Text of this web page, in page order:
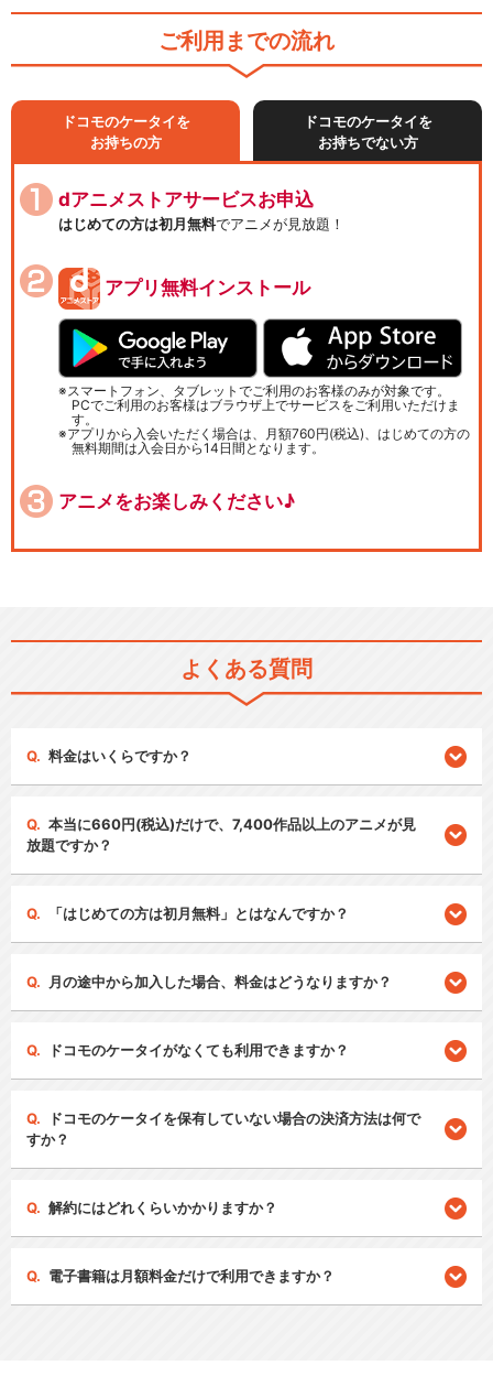
ご利用までの流れ
ドコモのケータイを
お持ちの方
ドコモのケータイを
お持ちでない方
dアニメストアサービスお申込
はじめての方は初月無料でアニメが見放題！
アプリ無料インストール
スマートフォン、タブレットでご利用のお客様のみが対象です。
PCでご利用のお客様はブラウザ上でサービスをご利用いただけま
す。
アプリから入会いただく場合は、月額760円(税込)、はじめての方の
無料期間は入会日から14日間となります。
アニメをお楽しみください♪
よくある質問
料金はいくらですか？
本当に660円(税込)だけで、7,400作品以上のアニメが見
放題ですか？
「はじめての方は初月無料」とはなんですか？
月の途中から加入した場合、料金はどうなりますか？
ドコモのケータイがなくても利用できますか？
ドコモのケータイを保有していない場合の決済方法は何で
すか？
解約にはどれくらいかかりますか？
電子書籍は月額料金だけで利用できますか？